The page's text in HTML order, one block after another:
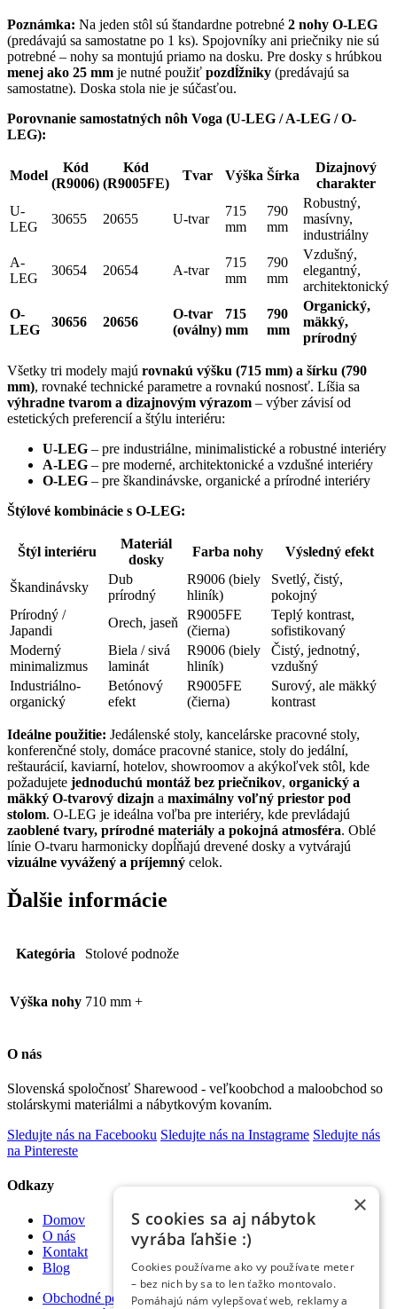
Poznámka: Na jeden stôl sú štandardne potrebné 2 nohy O-LEG
(predávajú sa samostatne po 1 ks). Spojovníky ani priečniky nie sú
potrebné – nohy sa montujú priamo na dosku. Pre dosky s hrúbkou
menej ako 25 mm je nutné použiť pozdĺžniky (predávajú sa
samostatne). Doska stola nie je súčasťou.
Porovnanie samostatných nôh Voga (U-LEG / A-LEG / O-
LEG):
Model
Kód
(R9006)
Kód
(R9005FE)
Tvar Výška Šírka
Dizajnový
charakter
U-
LEG
30655 20655 U-tvar
715
mm
790
mm
Robustný,
masívny,
industriálny
A-
LEG
30654 20654 A-tvar
715
mm
790
mm
Vzdušný,
elegantný,
architektonický
O-
LEG
30656 20656
O-tvar
(oválny)
715
mm
790
mm
Organický,
mäkký,
prírodný
Všetky tri modely majú rovnakú výšku (715 mm) a šírku (790
mm), rovnaké technické parametre a rovnakú nosnosť. Líšia sa
výhradne tvarom a dizajnovým výrazom – výber závisí od
estetických preferencií a štýlu interiéru:
U-LEG – pre industriálne, minimalistické a robustné interiéry
A-LEG – pre moderné, architektonické a vzdušné interiéry
O-LEG – pre škandinávske, organické a prírodné interiéry
Štýlové kombinácie s O-LEG:
Štýl interiéru
Materiál
dosky
Farba nohy Výsledný efekt
Škandinávsky
Dub
prírodný
R9006 (biely
hliník)
Svetlý, čistý,
pokojný
Prírodný /
Japandi
Orech, jaseň
R9005FE
(čierna)
Teplý kontrast,
sofistikovaný
Moderný
minimalizmus
Biela / sivá
laminát
R9006 (biely
hliník)
Čistý, jednotný,
vzdušný
Industriálno-
organický
Betónový
efekt
R9005FE
(čierna)
Surový, ale mäkký
kontrast
Ideálne použitie: Jedálenské stoly, kancelárske pracovné stoly,
konferenčné stoly, domáce pracovné stanice, stoly do jedální,
reštaurácií, kaviarní, hotelov, showroomov a akýkoľvek stôl, kde
požadujete jednoduchú montáž bez priečnikov, organický a
mäkký O-tvarový dizajn a maximálny voľný priestor pod
stolom. O-LEG je ideálna voľba pre interiéry, kde prevládajú
zaoblené tvary, prírodné materiály a pokojná atmosféra. Oblé
línie O-tvaru harmonicky dopĺňajú drevené dosky a vytvárajú
vizuálne vyvážený a príjemný celok.
Ďalšie informácie
Kategória Stolové podnože
Výška nohy 710 mm +
O nás
Slovenská spoločnosť Sharewood - veľkoobchod a maloobchod so
stolárskymi materiálmi a nábytkovým kovaním.
Sledujte nás na Facebooku Sledujte nás na Instagrame Sledujte nás
na Pintereste
Odkazy
Domov
O nás
Kontakt
Blog
Obchodné podmienky
×
S cookies sa aj nábytok
vyrába ľahšie :)
Cookies používame ako vy používate meter
– bez nich by sa to len ťažko montovalo.
Pomáhajú nám vylepšovať web, reklamy a